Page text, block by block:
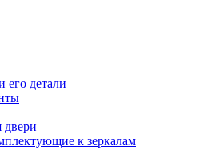
его детали
двери
к зеркалам